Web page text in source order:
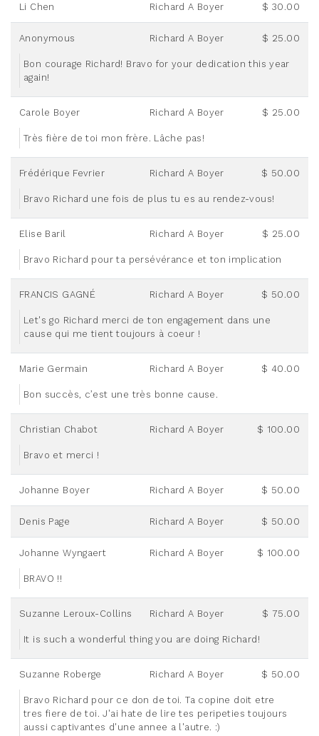
Li Chen Richard A Boyer $ 30.00
Anonymous Richard A Boyer $ 25.00
Bon courage Richard! Bravo for your dedication this year
again!
Carole Boyer Richard A Boyer $ 25.00
Très fière de toi mon frère. Lâche pas!
Frédérique Fevrier Richard A Boyer $ 50.00
Bravo Richard une fois de plus tu es au rendez-vous!
Elise Baril Richard A Boyer $ 25.00
Bravo Richard pour ta persévérance et ton implication
FRANCIS GAGNÉ Richard A Boyer $ 50.00
Let's go Richard merci de ton engagement dans une
cause qui me tient toujours à coeur !
Marie Germain Richard A Boyer $ 40.00
Bon succès, c’est une très bonne cause.
Christian Chabot Richard A Boyer $ 100.00
Bravo et merci !
Johanne Boyer Richard A Boyer $ 50.00
Denis Page Richard A Boyer $ 50.00
Johanne Wyngaert Richard A Boyer $ 100.00
BRAVO !!
Suzanne Leroux-Collins Richard A Boyer $ 75.00
It is such a wonderful thing you are doing Richard!
Suzanne Roberge Richard A Boyer $ 50.00
Bravo Richard pour ce don de toi. Ta copine doit etre
tres fiere de toi. J'ai hate de lire tes peripeties toujours
aussi captivantes d'une annee a l'autre. :)